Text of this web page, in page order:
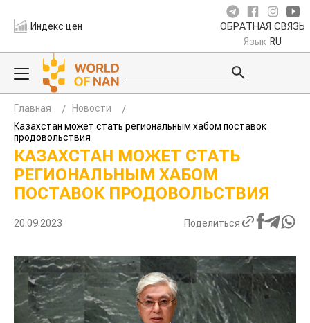
Индекс цен ОБРАТНАЯ СВЯЗЬ
Язык RU
Главная
Новости
Казахстан может стать региональным хабом поставок
продовольствия
КАЗАХСТАН МОЖЕТ СТАТЬ
РЕГИОНАЛЬНЫМ ХАБОМ
ПОСТАВОК ПРОДОВОЛЬСТВИЯ
20.09.2023 Поделиться